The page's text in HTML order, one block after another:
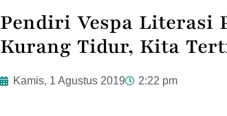
Pendiri Vespa Literasi
Kurang Tidur, Kita
Kamis, 1 Agustus 2019 2:22 pm